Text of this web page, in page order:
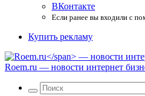
ВКонтакте
Если ранее вы входили с
Купить рекламу
Roem.ru — новости интернет